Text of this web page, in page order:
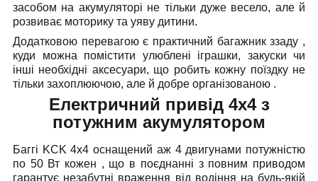
засобом на акумуляторі не тільки дуже весело, але й
розвиває моторику та уяву дитини.
Додатковою перевагою є практичний багажник ззаду ,
куди можна помістити улюблені іграшки, закуски чи
інші необхідні аксесуари, що робить кожну поїздку не
тільки захоплюючою, але й добре організованою .
Електричний привід 4x4 з
потужним акумулятором
Баггі KCK 4x4 оснащений аж 4 двигунами потужністю
по 50 Вт кожен , що в поєднанні з повним приводом
гарантує незабутні враження від водіння на будь-якій